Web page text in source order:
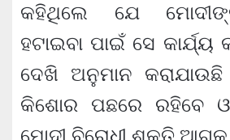
କହିଥିଲେ ଯେ
ହଟାଇବା ପାଇଁ ସେ
ଦେଖି ଅନୁମାନ
କିଶୋର ପଛରେ ରହିବେ ଓ